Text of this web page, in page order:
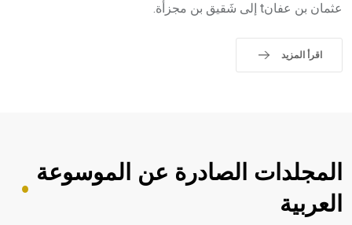
عثمان بن عفانt إلى شَقيق بن مجزأة.
اقرأ المزيد
المجلدات الصادرة عن الموسوعة
العربية